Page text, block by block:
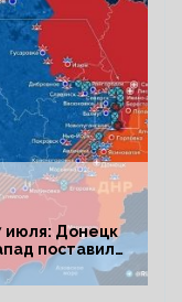
июля: Донецк
поставил